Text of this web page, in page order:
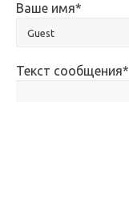
Ваше имя*
Текст сообщения*